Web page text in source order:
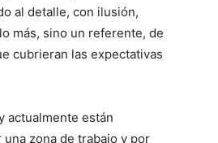
al detalle, con ilusión,
más, sino un referente, de
cubrieran las expectativas
actualmente están
zona de trabajo y por